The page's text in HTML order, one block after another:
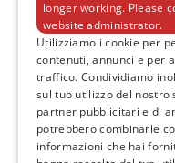
longer working. Please
website administrator.
Utilizziamo i cookie per
contenuti, annunci e per
traffico. Condividiamo
sul tuo utilizzo del nostro
partner pubblicitari e di
potrebbero combinarle
informazioni che hai